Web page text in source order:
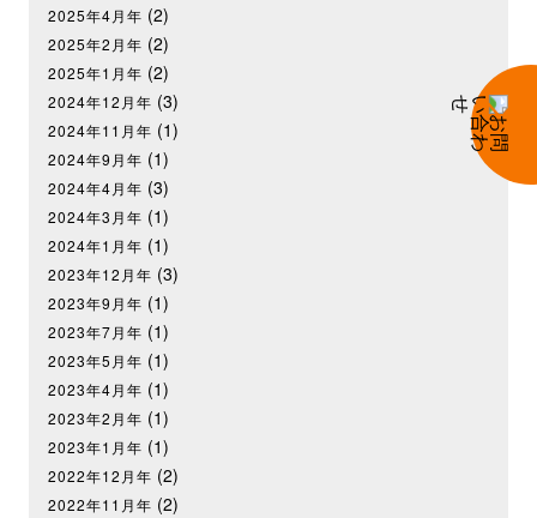
2025年4月年 (2)
2025年2月年 (2)
2025年1月年 (2)
2024年12月年 (3)
2024年11月年 (1)
2024年9月年 (1)
2024年4月年 (3)
2024年3月年 (1)
2024年1月年 (1)
2023年12月年 (3)
2023年9月年 (1)
2023年7月年 (1)
2023年5月年 (1)
2023年4月年 (1)
2023年2月年 (1)
2023年1月年 (1)
2022年12月年 (2)
2022年11月年 (2)